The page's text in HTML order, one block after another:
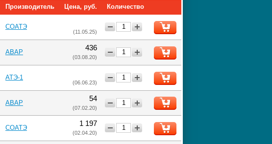
Производитель Цена, руб. Количество
СОАТЭ
(11.05.25)
АВАР
436
(03.08.20)
+
АТЭ-1
(06.06.23)
АВАР
54
(07.02.20)
+
СОАТЭ
1 197
(02.04.20)
+